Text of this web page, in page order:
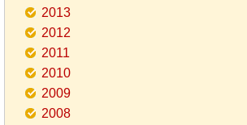
2013
2012
2011
2010
2009
2008